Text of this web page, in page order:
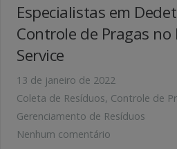
Especialistas em
Controle de Pragas no
Service
13 de janeiro de 2022
Coleta de Resíduos, Controle de
Gerenciamento de Resíduos
Nenhum comentário